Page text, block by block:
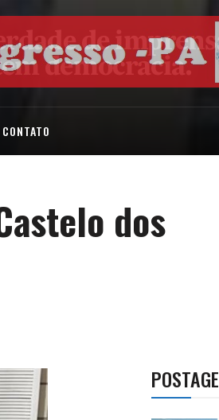
CONTATO
dos